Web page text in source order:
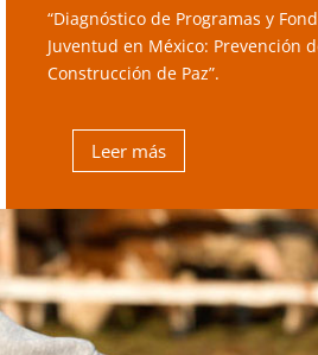
“Diagnóstico de Programas y
Juventud en México: Prevención
Construcción de Paz”.
Leer más